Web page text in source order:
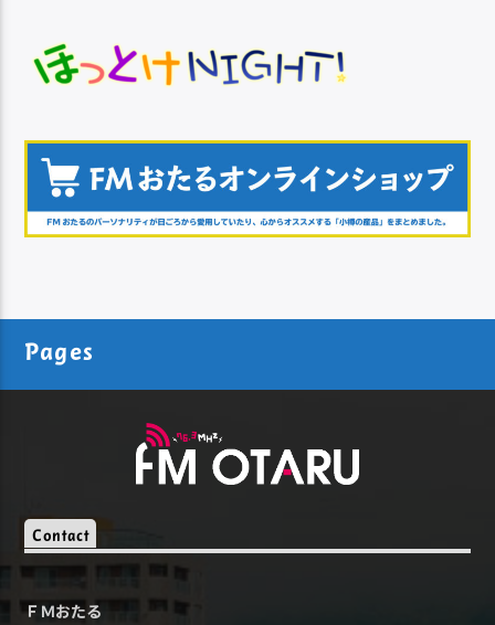
Pages
Contact
ＦＭおたる